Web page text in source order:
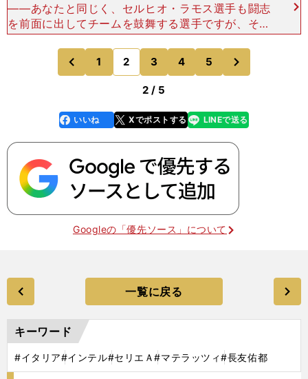
――あなたと同じく、セルヒオ・ラモス選手も闘志
を前面に出してチームを鼓舞する選手ですが、そう
いったタイプのDFも減ったのではないでしょう
か。「その点に関しては時代の流れもあるだろう。
VAR（ビデオアシ
前
のページへ
1 2 3 4 5
のページへ
2 / 5
faceboo
k
いいね Xでポストする
line LINEで送る
Googleの「優先ソース」について
一覧に戻る
キーワード
#イタリア#インテル#セリエＡ#マテラッツィ#長友佑都